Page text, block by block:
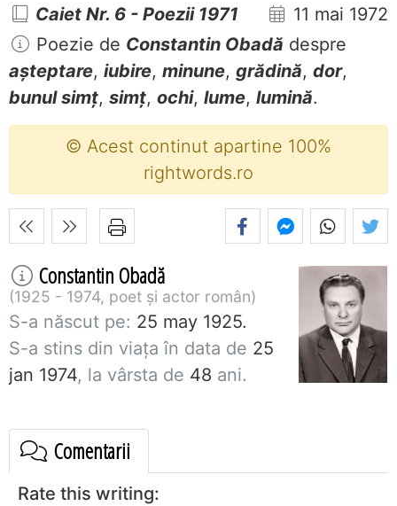
Caiet Nr. 6 - Poezii 1971
11 mai 1972
Poezie de Constantin Obadă despre
așteptare, iubire, minune, grădină, dor,
bunul simț, simț, ochi, lume, lumină.
© Acest continut apartine 100%
rightwords.ro
Constantin Obadă
1925 - 1974, poet și actor român
S-a născut pe: 25 may 1925.
S-a stins din viaţa în data de 25
jan 1974, la vârsta de 48 ani.
Comentarii
Rate this writing: